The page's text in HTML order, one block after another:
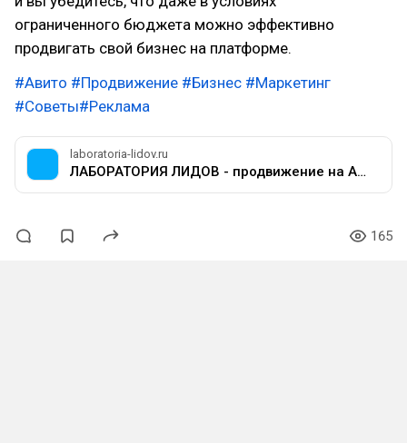
ограниченного бюджета можно эффективно
продвигать свой бизнес на платформе.
#Авито #Продвижение #Бизнес #Маркетинг
#Советы#Реклама
laboratoria-lidov.ru
ЛАБОРАТОРИЯ ЛИДОВ - продвижение на Авито
165